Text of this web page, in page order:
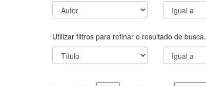
Utilizar filtros para refinar o resultado de busca.